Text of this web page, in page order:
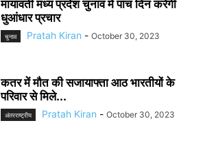
मायावती मध्य प्रदेश चुनाव में पांच दिन करेंगी
धुआंधार प्रचार
चुनाव Pratah Kiran - October 30, 2023
कतर में मौत की सजायाफ्ता आठ भारतीयों के
परिवार से मिले...
अंतरराष्ट्रीय Pratah Kiran - October 30, 2023